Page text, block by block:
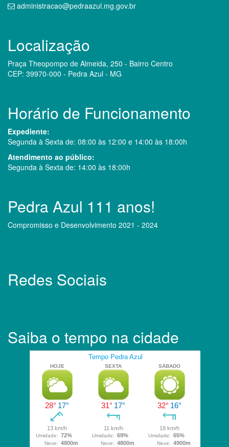
administracao@pedraazul.mg.gov.br
Localização
Praça Theopompo de Almeida, 250 - Bairro Centro
CEP: 39970-000 - Pedra Azul - MG
Horário de Funcionamento
Expediente:
Segunda à Sexta de: 08:00 às 12:00 e 14:00 às 18:00h
Atendimento ao público:
Segunda à Sexta de: 14:00 às 18:00h
Pedra Azul 111 anos!
Compromisso e Desenvolvimento 2021 - 2024
Redes Sociais
Saiba o tempo na cidade